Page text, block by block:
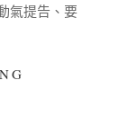
氣提告、要